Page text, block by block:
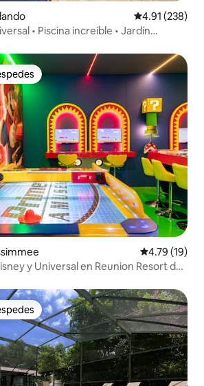
Calificación
4.91 (238)
• Piscina increíble • Jardín
Calificación
4.79 (19)
y Universal en Reunion Resort de